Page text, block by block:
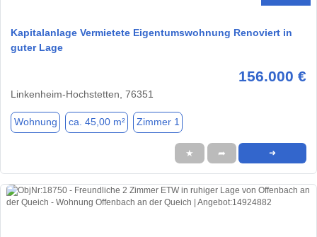
Kapitalanlage Vermietete Eigentumswohnung Renoviert in
guter Lage
156.000 €
Linkenheim-Hochstetten, 76351
Wohnung ca. 45,00 m² Zimmer 1
★ ➦ ➜